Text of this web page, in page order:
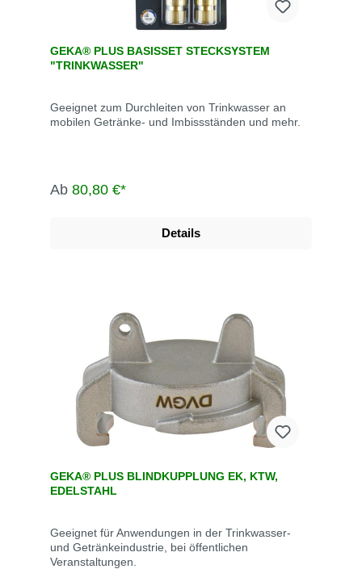
GEKA® PLUS BASISSET STECKSYSTEM
"TRINKWASSER"
Geeignet zum Durchleiten von Trinkwasser an
mobilen Getränke- und Imbissständen und mehr.
Ab 80,80 €*
Details
GEKA® PLUS BLINDKUPPLUNG EK, KTW,
EDELSTAHL
Geeignet für Anwendungen in der Trinkwasser-
und Getränkeindustrie, bei öffentlichen
Veranstaltungen.